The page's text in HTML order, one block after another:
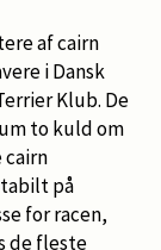
af cairn
i Dansk
Klub. De
to kuld om
cairn
på
for racen,
de fleste